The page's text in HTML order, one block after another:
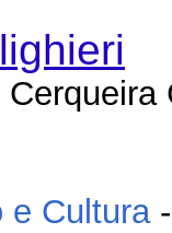
e Cultura